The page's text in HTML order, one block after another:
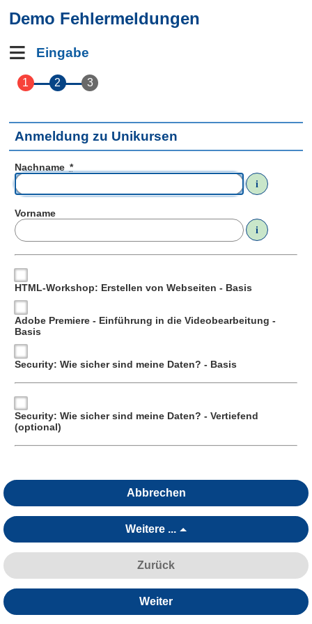
Demo Fehlermeldungen
Eingabe
Anmeldung zu Unikursen
Nachname *
i
Vorname
i
HTML-Workshop: Erstellen von Webseiten - Basis
Adobe Premiere - Einführung in die Videobearbeitung -
Basis
Security: Wie sicher sind meine Daten? - Basis
Security: Wie sicher sind meine Daten? - Vertiefend
(optional)
Abbrechen
Weitere ...
Zurück
Weiter